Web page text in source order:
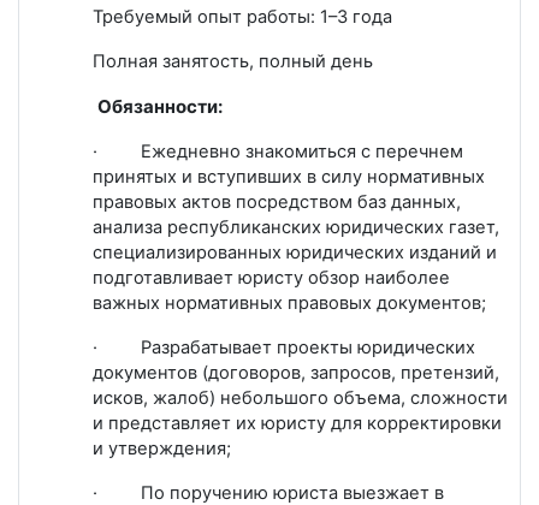
Требуемый опыт работы: 1–3 года
Полная занятость, полный день
Обязанности:
· Ежедневно знакомиться с перечнем
принятых и вступивших в силу нормативных
правовых актов посредством баз данных,
анализа республиканских юридических газет,
специализированных юридических изданий и
подготавливает юристу обзор наиболее
важных нормативных правовых документов;
· Разрабатывает проекты юридических
документов (договоров, запросов, претензий,
исков, жалоб) небольшого объема, сложности
и представляет их юристу для корректировки
и утверждения;
· По поручению юриста выезжает в